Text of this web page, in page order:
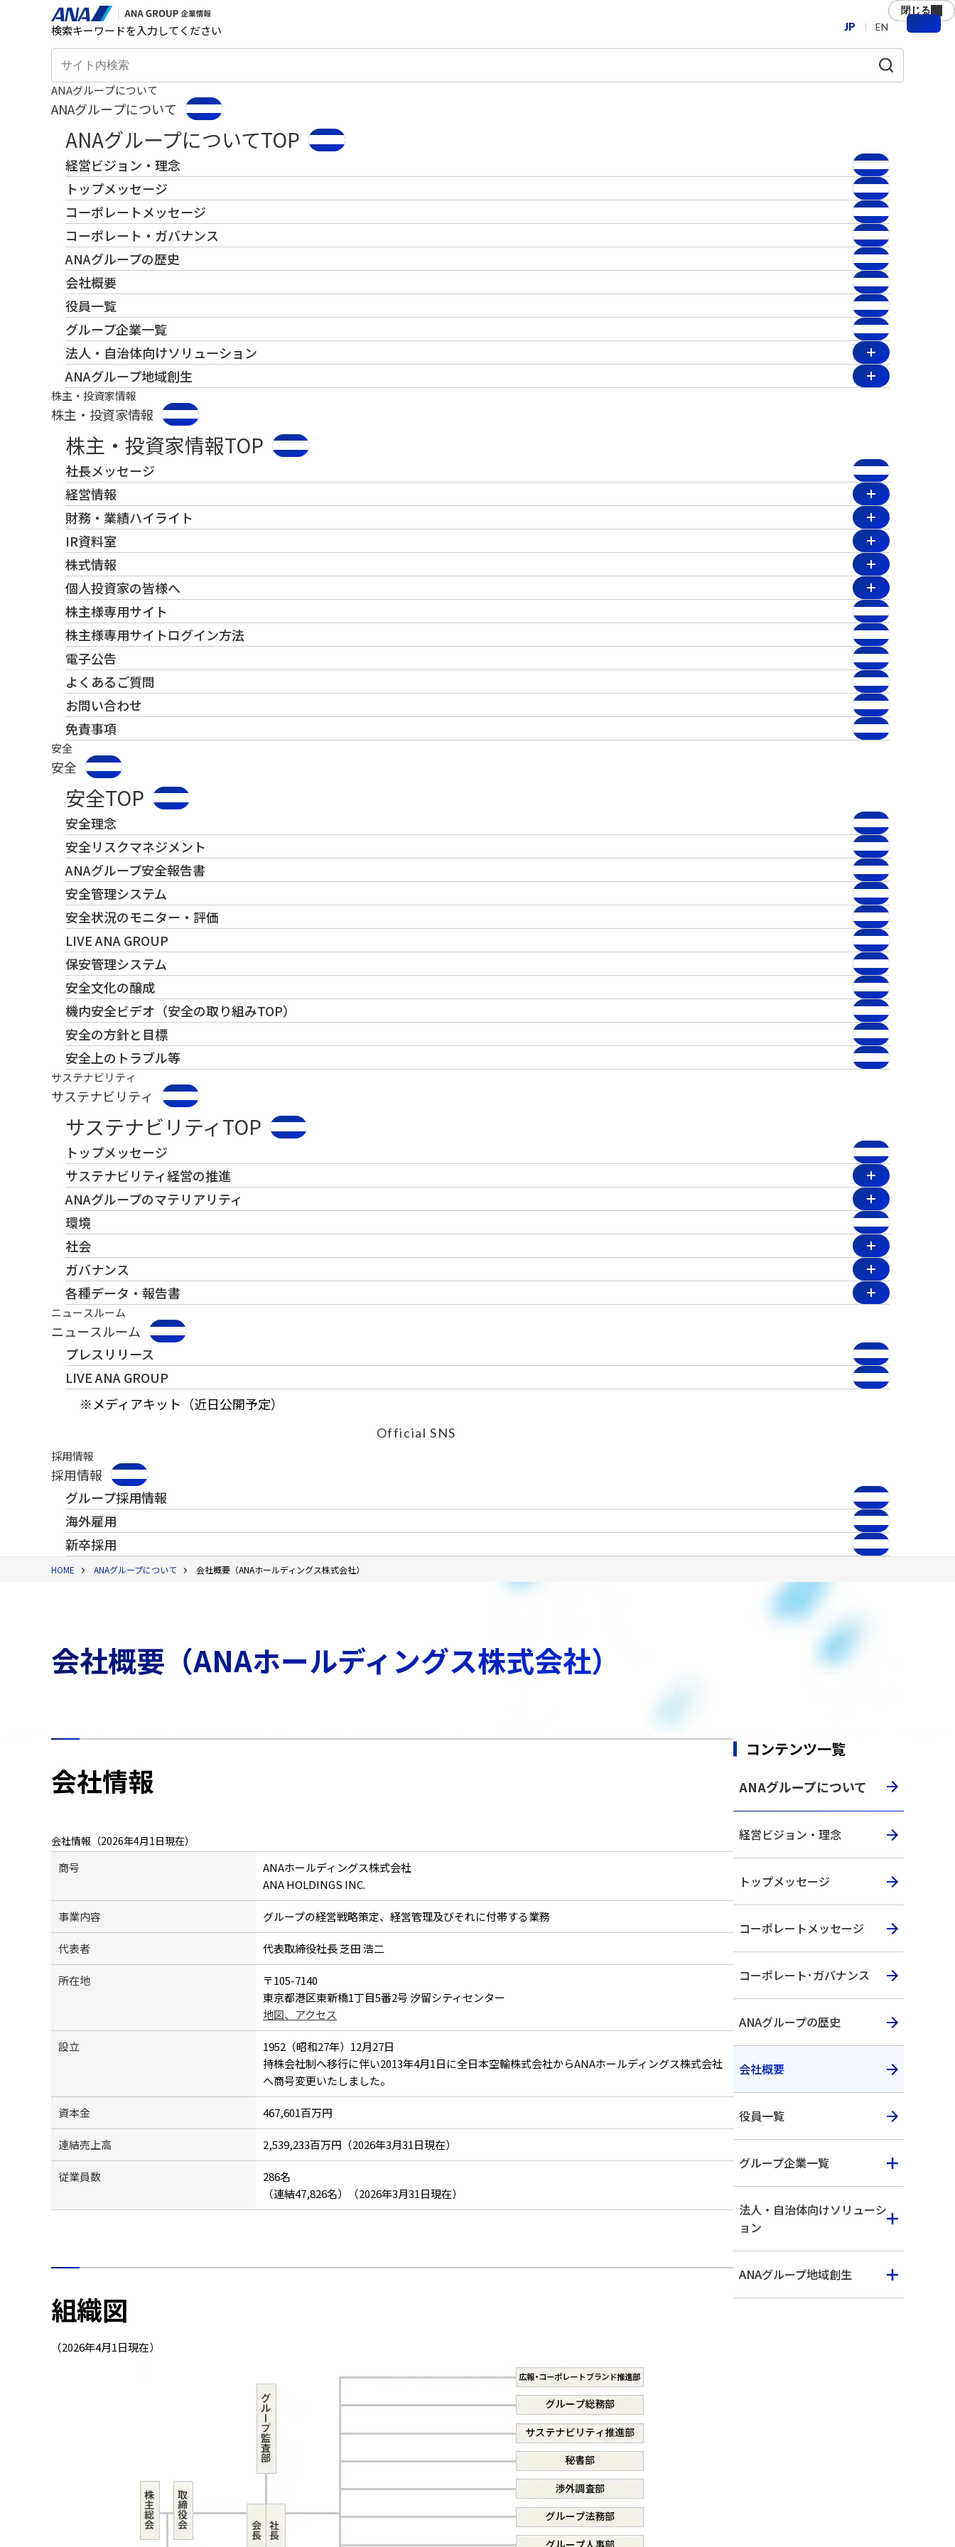
JP EN
検索キーワードを入力してください
ANAグループについて
ANAグループについて
ANAグループについてTOP
経営ビジョン・理念
トップメッセージ
コーポレートメッセージ
コーポレート・ガバナンス
ANAグループの歴史
会社概要
役員一覧
グループ企業一覧
法人・自治体向けソリューション
ANAグループ地域創生
閉じる
株主・投資家情報
株主・投資家情報
株主・投資家情報TOP
社長メッセージ
経営情報
財務・業績ハイライト
IR資料室
株式情報
個人投資家の皆様へ
株主様専用サイト
株主様専用サイトログイン方法
電子公告
よくあるご質問
お問い合わせ
免責事項
閉じる
安全
安全
安全TOP
安全理念
安全リスクマネジメント
ANAグループ安全報告書
安全管理システム
安全状況のモニター・評価
LIVE ANA GROUP
保安管理システム
安全文化の醸成
機内安全ビデオ（安全の取り組みTOP）
安全の方針と目標
安全上のトラブル等
閉じる
サステナビリティ
サステナビリティ
サステナビリティTOP
トップメッセージ
サステナビリティ経営の推進
ANAグループのマテリアリティ
環境
社会
ガバナンス
各種データ・報告書
閉じる
ニュースルーム
ニュースルーム
プレスリリース
LIVE ANA GROUP
※メディアキット（近日公開予定）
Official SNS
閉じる
採用情報
採用情報
グループ採用情報
海外雇用
新卒採用
閉じる
HOME ANAグループについて 会社概要（ANAホールディングス株式会社）
会社概要（ANAホールディングス株式会社）
会社情報
会社情報（2026年4月1日現在）
商号
ANAホールディングス株式会社
ANA HOLDINGS INC.
事業内容 グループの経営戦略策定、経営管理及びそれに付帯する業務
代表者 代表取締役社長 芝田 浩二
所在地
〒105-7140
東京都港区東新橋1丁目5番2号 汐留シティセンター
地図、アクセス
設立
1952（昭和27年）12月27日
持株会社制へ移行に伴い2013年4月1日に全日本空輸株式会社からANAホールディングス株式会社
へ商号変更いたしました。
資本金 467,601百万円
連結売上高 2,539,233百万円（2026年3月31日現在）
従業員数
286名
（連結47,826名）（2026年3月31日現在）
組織図
（2026年4月1日現在）
コンテンツ一覧
ANAグループについて
経営ビジョン・理念
トップメッセージ
コーポレートメッセージ
コーポレート･ガバナンス
ANAグループの歴史
会社概要
役員一覧
グループ企業一覧
法人・自治体向けソリューシ
ョン
ANAグループ地域創生